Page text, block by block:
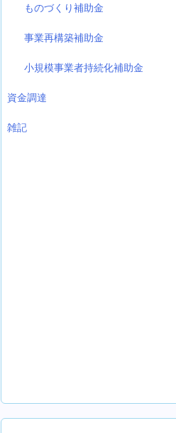
ものづくり補助金
事業再構築補助金
小規模事業者持続化補助金
資金調達
雑記